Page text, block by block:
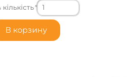
*
В корзину